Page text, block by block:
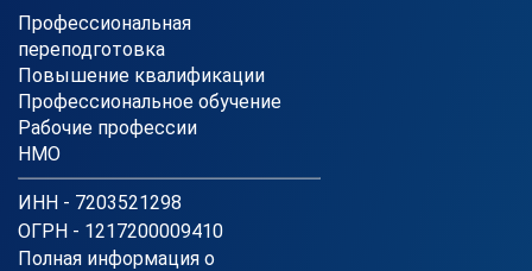
Профессиональная
переподготовка
Повышение квалификации
Профессиональное обучение
Рабочие профессии
НМО
ИНН - 7203521298
ОГРН - 1217200009410
Полная информация о